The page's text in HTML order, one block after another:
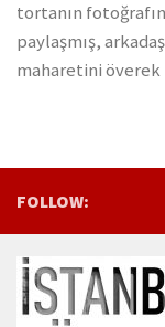
tortanın
paylaşmış,
maharetini överek
FOLLOW: